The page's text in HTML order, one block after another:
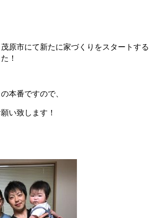
原市にて新たに家づくりをスタートする
！
本番ですので、
い致します！